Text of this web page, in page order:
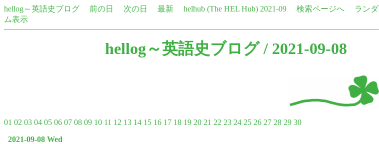
hellog～英語史ブログ 前の日 次の日 最新 helhub (The HEL Hub) 2021-09 検索ページへ
ランダ
ム表示
hellog～英語史ブログ/ 2021-09-08
01 02 03 04 05 06 07 08 09 10 11 12 13 14 15 16 17 18 19 20 21 22 23 24 25 26 27 28 29 30
2021-09-08 Wed